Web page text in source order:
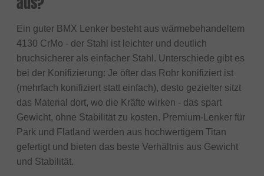
Ein guter BMX Lenker besteht aus wärmebehandeltem
4130 CrMo - der Stahl ist leichter und deutlich
bruchsicherer als einfacher Stahl. Unterschiede gibt es
bei der Konifizierung: Je öfter das Rohr konifiziert ist
(mehrfach konifiziert statt einfach), desto gezielter sitzt
das Material dort, wo die Kräfte wirken - das spart
Gewicht, ohne Stabilität zu kosten. Premium-Lenker für
Park und Flatland werden aus hochwertigem Titan
gefertigt und bieten das beste Verhältnis aus Gewicht
und Stabilität.